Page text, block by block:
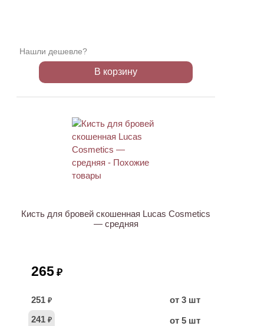
Нашли дешевле?
В корзину
Кисть для бровей скошенная Lucas Cosmetics
— средняя
265 ₽
251 ₽
от 3 шт
241 ₽ от 5 шт